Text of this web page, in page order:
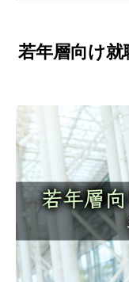
若年層向け